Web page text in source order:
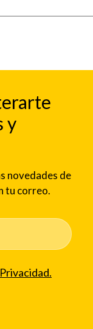
y
novedades de
tu correo.